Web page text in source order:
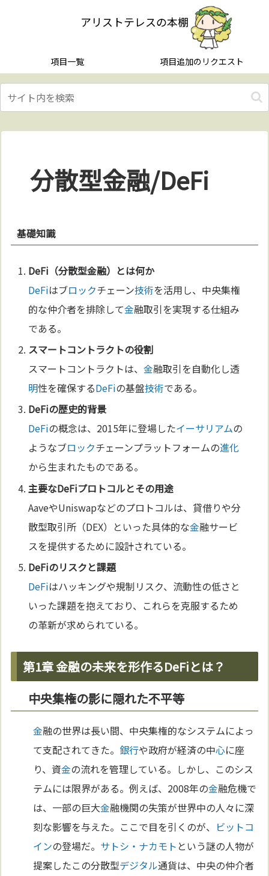
アリストテレスの本棚
項目一覧 項目追加のリクエスト
分散型金融/DeFi
基礎知識
DeFi （分散型金融）とは何か
DeFiはブロックチェーン技術を活用し、中央集権
的な仲介者を排除して金融取引を実現する仕組み
である。
スマートコントラクトの役割
スマートコントラクトは、金融取引を自動化し透
明性を確保するDeFiの基盤技術である。
DeFiの歴史的背景
DeFiの概念は、2015年に登場したイーサリアムの
ようなブロックチェーンプラットフォームの進化
から生まれたものである。
主要なDeFiプロトコルとその用途
AaveやUniswapなどのプロトコルは、貸借りや分
散型取引所（DEX）といった具体的な金融サービ
スを提供するために設計されている。
DeFiのリスクと課題
DeFiはハッキングや規制リスク、流動性の低さと
いった課題を抱えており、これらを克服するため
の革新が求められている。
第1章 金融の未来を形作るDeFiとは？
中央集権の影に隠れた不平等
金融の世界は長い間、中央集権的なシステムによっ
て支配されてきた。 銀行や政府が経済の中心に座
り、資金の流れを管理している。しかし、このシス
テムには限界がある。例えば、2008年の金融危機で
は、一部の巨大金融機関の失策が世界中の人々に深
刻な影響を与えた。ここで目を引くのが、 ビットコ
インの登場だ。 サトシ・ナカモト という謎の人物が
提案したこの分散型デジタル通貨は、中央の仲介者